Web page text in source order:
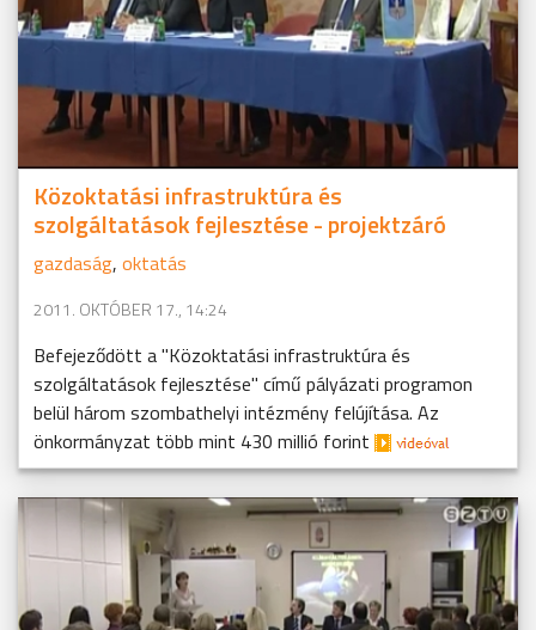
Közoktatási infrastruktúra és
szolgáltatások fejlesztése - projektzáró
gazdaság, oktatás
2011. OKTÓBER 17., 14:24
Befejeződött a "Közoktatási infrastruktúra és
szolgáltatások fejlesztése" című pályázati programon
belül három szombathelyi intézmény felújítása. Az
önkormányzat több mint 430 millió forint